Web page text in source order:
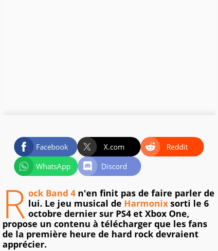
Facebook X.com
Reddit
WhatsApp
Discord
R ock Band 4 n'en finit pas de faire parler de
lui. Le jeu musical de Harmonix sorti le 6
octobre dernier sur PS4 et Xbox One,
propose un contenu à télécharger que les fans
de la première heure de hard rock devraient
apprécier.